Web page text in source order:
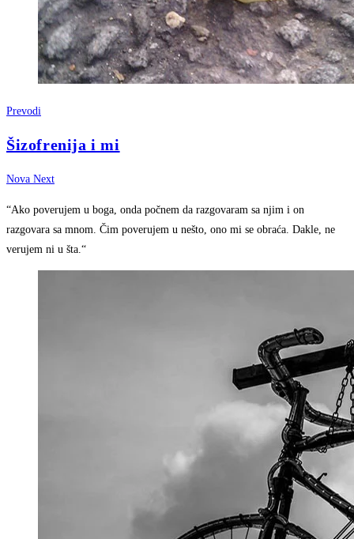
Prevodi
Šizofrenija i mi
Nova Next
“Ako poverujem u boga, onda počnem da razgovaram sa njim i on
razgovara sa mnom. Čim poverujem u nešto, ono mi se obraća. Dakle, ne
verujem ni u šta.“